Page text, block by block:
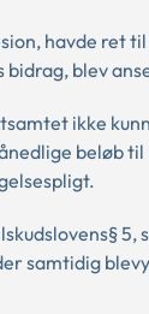
havde ret
blev
ikke
beløb
5,
samtidig